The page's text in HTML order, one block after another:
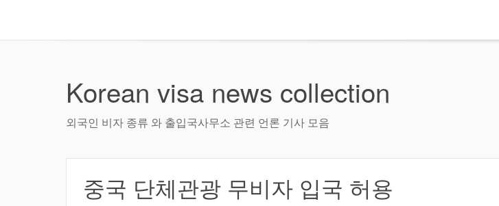
Korean visa news collection
외국인 비자 종류 와 출입국사무소 관련 언론 기사 모음
중국 단체관광 무비자 입국 허용